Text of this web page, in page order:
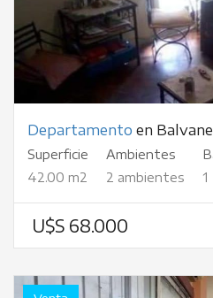
Departamento en
Superficie
42.00 m2
Ambientes
2 ambientes
1
U$S 68.000